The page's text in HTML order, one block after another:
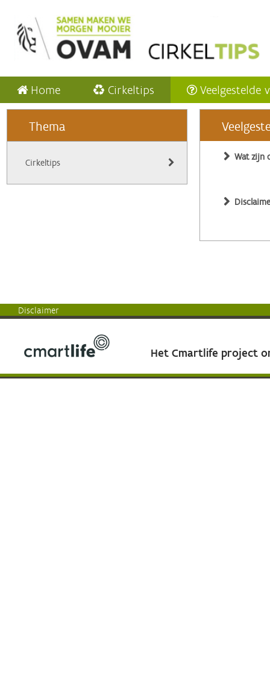
Home Cirkeltips Veelgestelde
Thema
Cirkeltips
Wat zijn
Disclaimer
Het Cmartlife project